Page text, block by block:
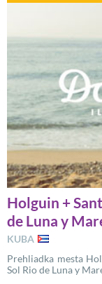
Holguin +
de Luna y
KUBA
Prehliadka mesta
Sol Rio de Luna y